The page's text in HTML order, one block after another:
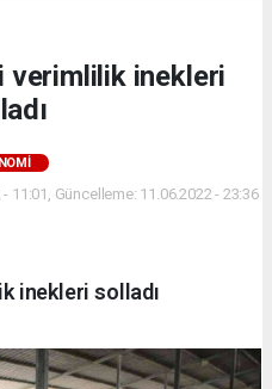
verimlilik inekleri
11:01, Güncelleme: 11.06.2022 - 23:36
inekleri solladı